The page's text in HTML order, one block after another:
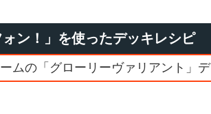
ォン！」を使ったデッキレシピ
ムの「グローリーヴァリアント」